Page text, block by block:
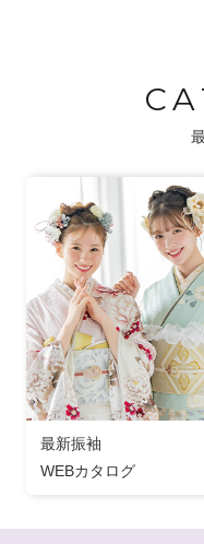
・振袖コンシェ
バッグでお嬢
最新振袖
WEBカタログ